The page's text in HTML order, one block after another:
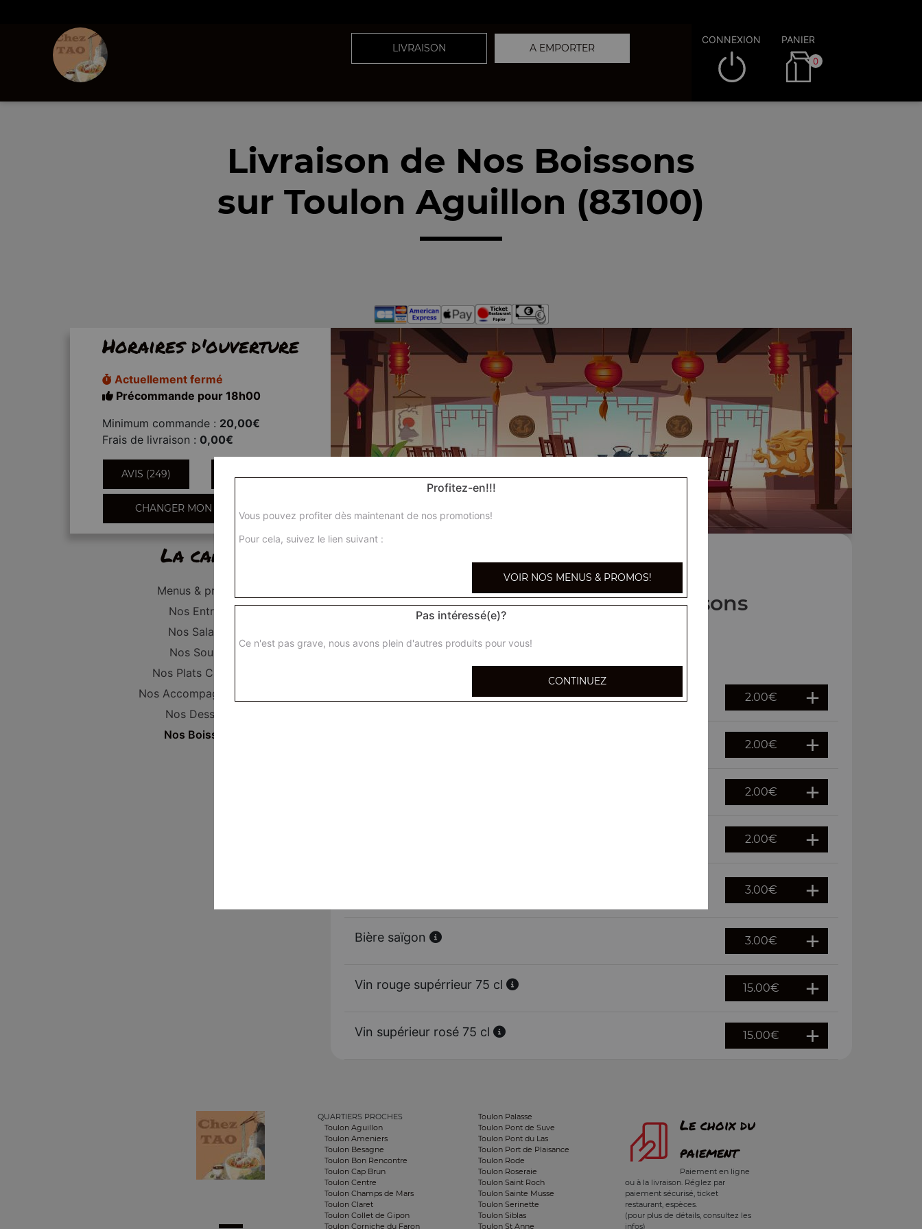
LIVRAISON A EMPORTER
CONNEXION PANIER
0
Livraison de Nos Boissons
sur Toulon Aguillon (83100)
Horaires d'ouverture
Actuellement fermé
Précommande pour 18h00
Minimum commande : 20,00€
Frais de livraison : 0,00€
AVIS (249)
CHANGER MON QUARTIER
La carte
Menus & promos
Nos Entrées
Nos Salades
Nos Soupes
Nos Plats Cuisinés
Nos Accompagnements
Nos Desserts
Nos Boissons
Nos Boissons
2.00€
2.00€
2.00€
2.00€
3.00€
Bière saïgon 3.00€
Vin rouge supérrieur 75 cl 15.00€
Vin supérieur rosé 75 cl 15.00€
QUARTIERS PROCHES
Toulon Aguillon
Toulon Ameniers
Toulon Besagne
Toulon Bon Rencontre
Toulon Cap Brun
Toulon Centre
Toulon Champs de Mars
Toulon Claret
Toulon Collet de Gipon
Toulon Corniche du Faron
Toulon Palasse
Toulon Pont de Suve
Toulon Pont du Las
Toulon Port de Plaisance
Toulon Rode
Toulon Roseraie
Toulon Saint Roch
Toulon Sainte Musse
Toulon Serinette
Toulon Siblas
Toulon St Anne
Le choix du
paiement
Paiement en ligne
ou à la livraison. Réglez par
paiement sécurisé, ticket
restaurant, espèces.
(pour plus de détails, consultez les
infos)
Profitez-en!!!
Vous pouvez profiter dès maintenant de nos promotions!
Pour cela, suivez le lien suivant :
VOIR NOS MENUS & PROMOS!
Pas intéressé(e)?
Ce n'est pas grave, nous avons plein d'autres produits pour vous!
CONTINUEZ